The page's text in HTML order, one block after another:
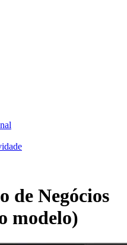
de Negócios
modelo)